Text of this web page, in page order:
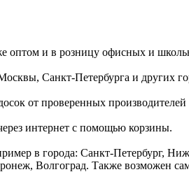
оптом и в розницу офисных и
Санкт-Петербурга и других
от проверенных
интернет с помощью корзины.
в города: Санкт-Петербург,
Волгоград. Также возможен